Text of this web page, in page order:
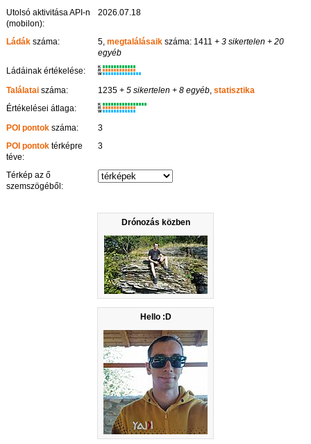
Drónozás közben
Hello :D
Utolsó aktivitása API-n
(mobilon):
2026.07.18
Ládák száma: 5,megtalálásaik száma: 1411 + 3 sikertelen + 20
egyéb
Ládáinak értékelése:
K
R
W
Találatai száma: 1235 + 5 sikertelen + 8 egyéb ,statisztika
Értékelései átlaga:
K
R
W
POI pontok száma:
3
POI pontok térképre
téve:
3
Térkép az ő
szemszögéből: